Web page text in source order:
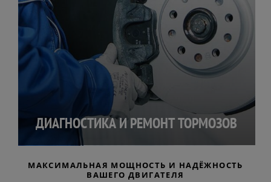
ДИАГНОСТИКА И РЕМОНТ ТОРМОЗОВ
МАКСИМАЛЬНАЯ МОЩНОСТЬ И НАДЁЖНОСТЬ
ВАШЕГО ДВИГАТЕЛЯ